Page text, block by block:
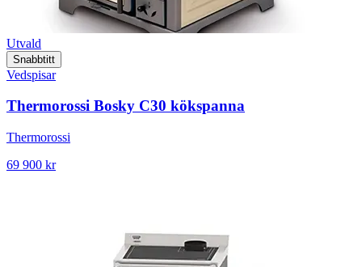
Utvald
Snabbtitt
Vedspisar
Thermorossi Bosky C30 kökspanna
Thermorossi
69 900 kr